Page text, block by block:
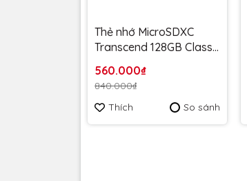
Thẻ nhớ MicroSDXC
Transcend 128GB Class
95MB/s
TS128GUSD300S (không
kèm adapter) - Bảo
hành 5 năm
560.000₫
840.000₫
Thích
So sánh